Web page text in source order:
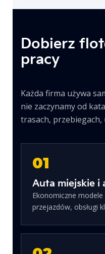
Dobierz
pracy
Każda firma używa
nie zaczynamy od
trasach,
01
Auta miejskie i
Ekonomiczne
przejazdów, obsługi